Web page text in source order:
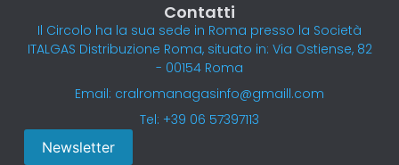
Contatti
Il Circolo ha la sua sede in Roma presso la Società
ITALGAS Distribuzione Roma, situato in: Via Ostiense, 82
- 00154 Roma
Email: cralromanagasinfo@gmaill.com
Tel: +39 06 57397113
Newsletter